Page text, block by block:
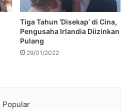
Tiga Tahun ‘Disekap’ di Cina,
Pengusaha Irlandia Diizinkan
Pulang
29/01/2022
Popular